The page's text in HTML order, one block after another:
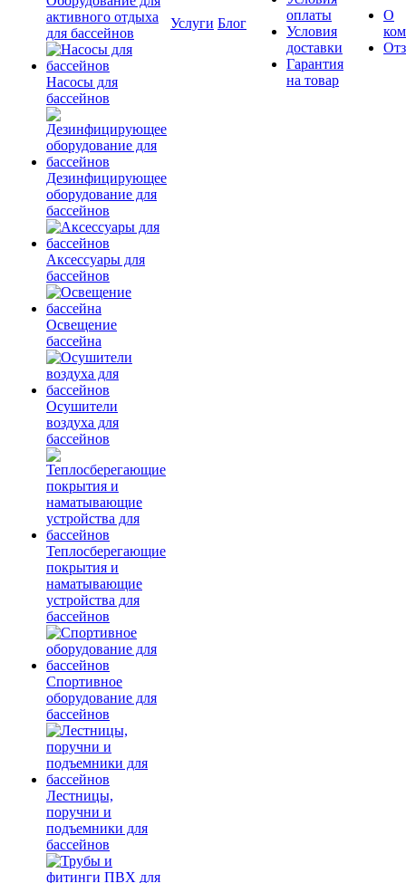
активного отдыха
для бассейнов
Насосы для
бассейнов
Дезинфицирующее
оборудование для
бассейнов
Аксессуары для
бассейнов
Освещение
бассейна
Осушители
воздуха для
бассейнов
Теплосберегающие
покрытия и
наматывающие
устройства для
бассейнов
Спортивное
оборудование для
бассейнов
Лестницы,
поручни и
подъемники для
бассейнов
Услуги Блог
оплаты
Условия
доставки
Гарантия
на товар
О